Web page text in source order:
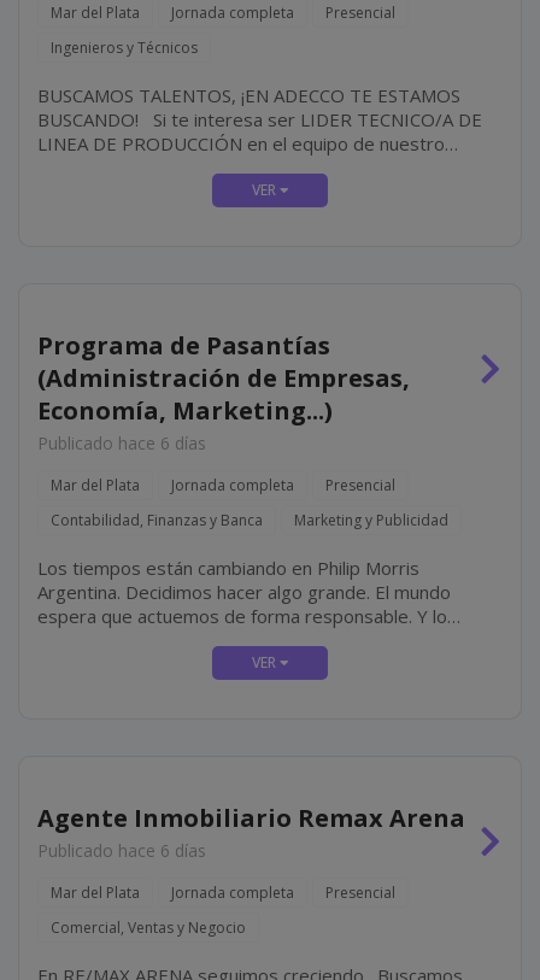
Mar del Plata Jornada completa
Presencial
Ingenieros y Técnicos
BUSCAMOS TALENTOS, ¡EN ADECCO TE ESTAMOS
BUSCANDO! Si te interesa ser LIDER TECNICO/A DE
LINEA DE PRODUCCIÓN en el equipo de nuestro
cliente, IMPORTANTE EMPRESA DE ALIMENTOS
¡desafíate a vos mismo y crea tu futuro! ¿CÓMO ES
Programa de Pasantías
(Administración de Empresas,
Economía, Marketing...)
Publicado hace 6 días
Mar del Plata Jornada completa
Presencial
Contabilidad, Finanzas y Banca
Marketing y Publicidad
Los tiempos están cambiando en Philip Morris
Argentina. Decidimos hacer algo grande. El mundo
espera que actuemos de forma responsable. Y lo
estamos haciendo, transformando completamente
nuestro negocio diseñando un futuro con un propósito
Agente Inmobiliario Remax Arena
Publicado hace 6 días
Mar del Plata Jornada completa
Presencial
Comercial, Ventas y Negocio
En RE/MAX ARENA seguimos creciendo. Buscamos